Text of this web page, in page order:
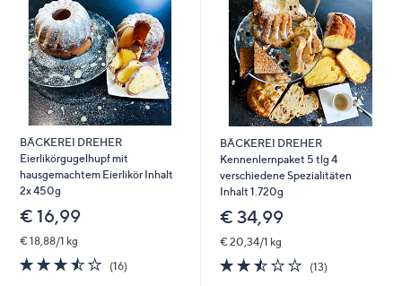
BÄCKEREI DREHER
Eierlikörgugelhupf mit
hausgemachtem Eierlikör Inhalt
2x 450g
€ 16,99
€ 18,88/1 kg
3.4
von
(16)16
BÄCKEREI DREHER
Kennenlernpaket 5 tlg 4
verschiedene Spezialitäten
Inhalt 1.720g
€ 34,99
€ 20,34/1 kg
2.5
von
(13)13